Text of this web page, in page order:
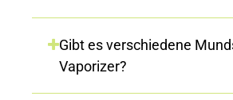
Gibt es verschiedene
Vaporizer?